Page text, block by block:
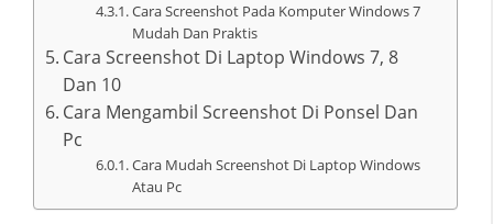
Cara Screenshot Pada Komputer Windows 7
Mudah Dan Praktis
Cara Screenshot Di Laptop Windows 7, 8
Dan 10
Cara Mengambil Screenshot Di Ponsel Dan
Pc
Cara Mudah Screenshot Di Laptop Windows
Atau Pc